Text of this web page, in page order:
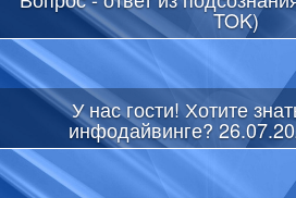
TOK)
У нас гости! Хотите
инфодайвинге?